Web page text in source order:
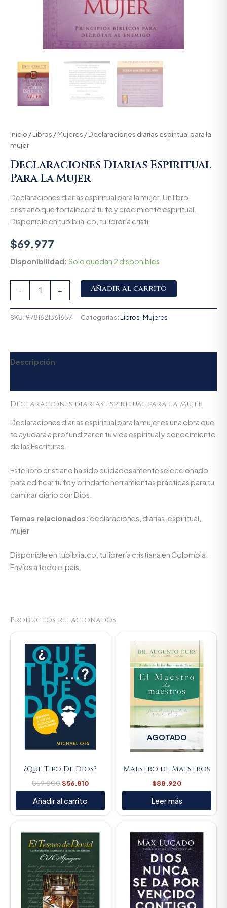
Inicio /Libros /Mujeres / Declaraciones diarias espiritual para la
mujer
Declaraciones Diarias Espiritual
Para La Mujer
Declaraciones diarias espiritual para la mujer. Un libro
cristiano que fortalecerá tu fe y crecimiento espiritual.
Disponible en tubiblia.co, tu librería cristi
$69.977
Disponibilidad: Solo quedan 2 disponibles
- + Añadir al carrito
SKU: 9781621361657 Categorías:Libros Mujeres
Descripción
Declaraciones diarias espiritual para la mujer
Declaraciones diarias espiritual para la mujer es una obra que
te ayudará a profundizar en tu vida espiritual y conocimiento
de las Escrituras.
Este libro cristiano ha sido cuidadosamente seleccionado
para edificar tu fe y brindarte herramientas prácticas para tu
caminar diario con Dios.
Temas relacionados: declaraciones, diarias, espiritual,
mujer
Disponible en tubiblia.co, tu librería cristiana en Colombia.
Envíos a todo el país.
Productos relacionados
¿Que Tipo De Dios?
$59.800
price
$59.800.
$56.810
Current
price
$56.810.
Añadir al carrito
AGOTADO
Maestro de Maestros
$88.920
Leer más
price
was:
$450.000.
Current
price
price
was:
$70.400.
Current
price